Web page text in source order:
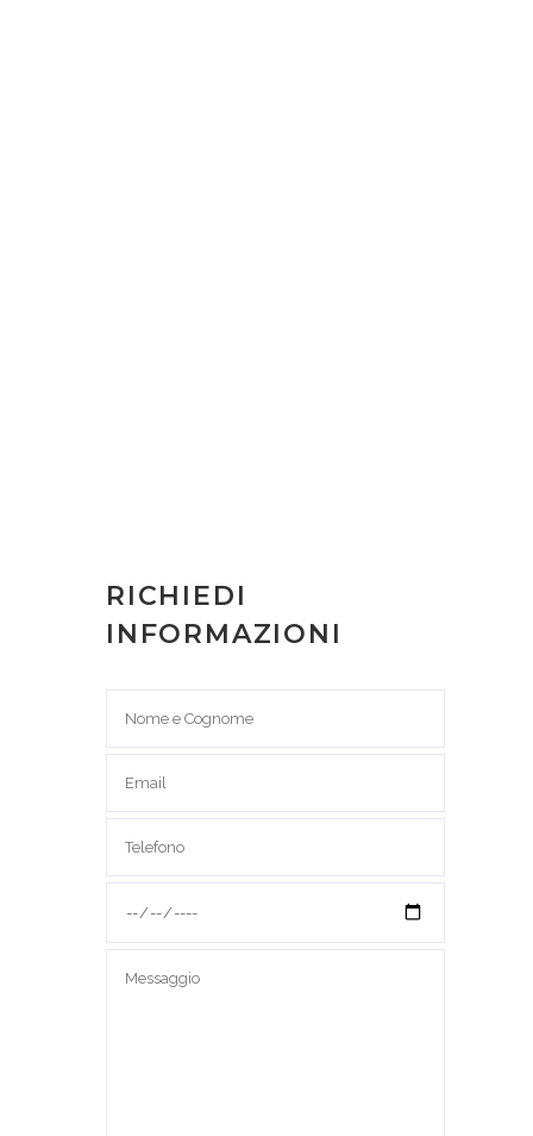
RICHIEDI
INFORMAZIONI